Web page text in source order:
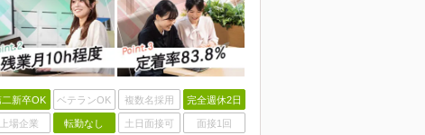
二新卒OK ベテランOK 複数名採用 完全週休2日
上場企業 転勤なし 土日面接可 面接1回